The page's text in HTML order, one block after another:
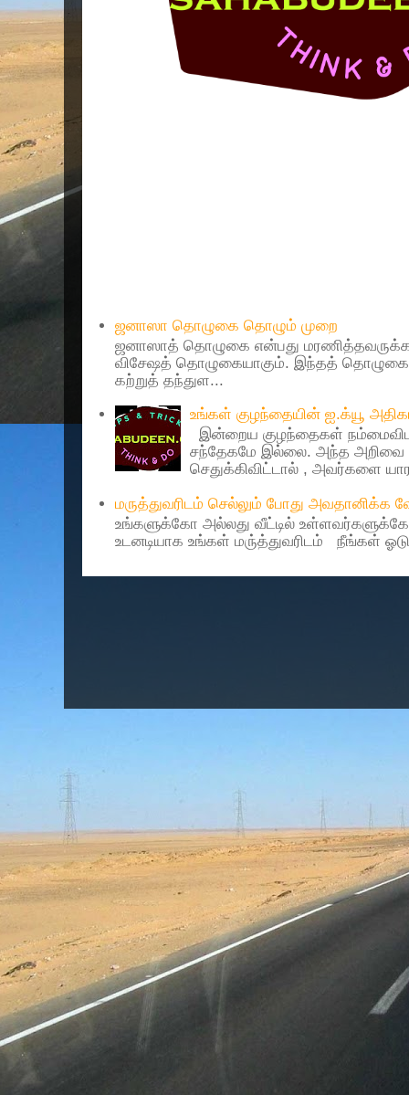
ஜனாஸா தொழுகை தொழும் முறை
ஜனாஸாத் தொழுகை என்பது
விசேஷத் தொழுகையாகும். இந்தத்
கற்றுத் தந்துள...
உங்கள் குழந்தையின் ஐ.க்யூ
இன்றைய குழந்தைகள்
சந்தேகமே இல்லை. அந்த
செதுக்கிவிட்டால் , அவர்களை
மருத்துவரிடம் செல்லும் போது அவதானிக்க
உங்களுக்கோ அல்லது வீட்டில்
உடனடியாக உங்கள் மரு்த்துவரிடம் நீங்கள்